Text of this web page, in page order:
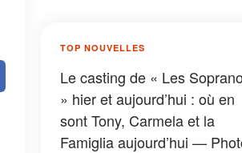
TOP NOUVELLES
Le casting de « Les
» hier et aujourd’hui : où en
sont Tony, Carmela et la
Famiglia aujourd’hui —